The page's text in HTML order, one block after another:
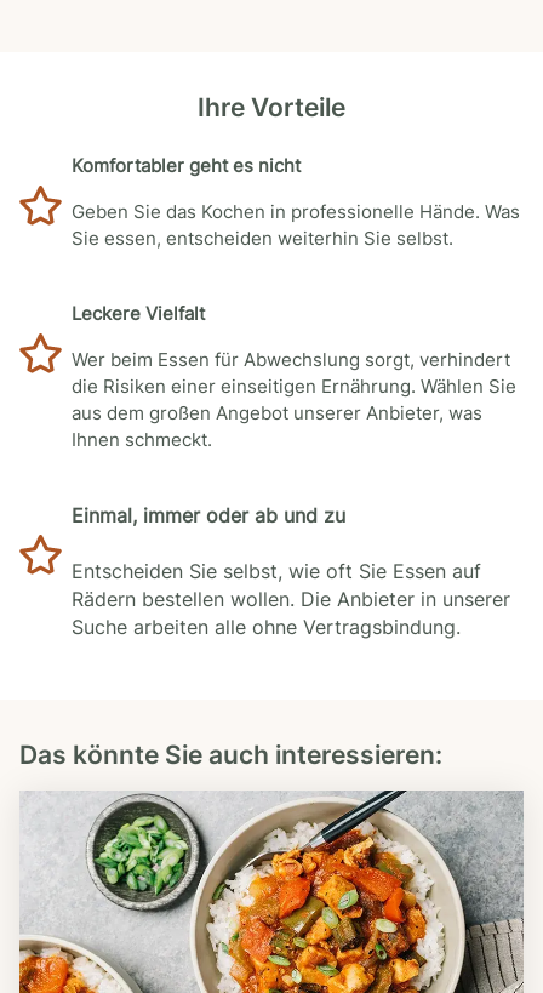
Ihre Vorteile
Komfortabler geht es nicht
Geben Sie das Kochen in professionelle Hände. Was
Sie essen, entscheiden weiterhin Sie selbst.
Leckere Vielfalt
Wer beim Essen für Abwechslung sorgt, verhindert
die Risiken einer einseitigen Ernährung. Wählen Sie
aus dem großen Angebot unserer Anbieter, was
Ihnen schmeckt.
Einmal, immer oder ab und zu
Entscheiden Sie selbst, wie oft Sie Essen auf
Rädern bestellen wollen. Die Anbieter in unserer
Suche arbeiten alle ohne Vertragsbindung.
Das könnte Sie auch interessieren: